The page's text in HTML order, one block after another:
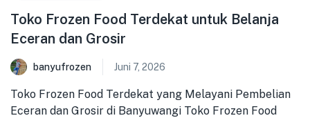
Toko Frozen Food Terdekat untuk Belanja
Eceran dan Grosir
banyufrozen Juni 7, 2026
Toko Frozen Food Terdekat yang Melayani Pembelian
Eceran dan Grosir di Banyuwangi Toko Frozen Food